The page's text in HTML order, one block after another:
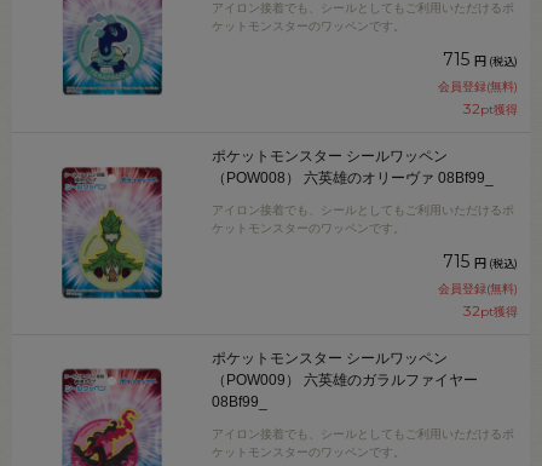
アイロン接着でも、シールとしてもご利用いただけるポ
ケットモンスターのワッペンです。
715 円 (税込)
会員登録(無料)
32pt獲得
ポケットモンスター シールワッペン
（POW008） 六英雄のオリーヴァ 08Bf99_
アイロン接着でも、シールとしてもご利用いただけるポ
ケットモンスターのワッペンです。
715 円 (税込)
会員登録(無料)
32pt獲得
ポケットモンスター シールワッペン
（POW009） 六英雄のガラルファイヤー
08Bf99_
アイロン接着でも、シールとしてもご利用いただけるポ
ケットモンスターのワッペンです。